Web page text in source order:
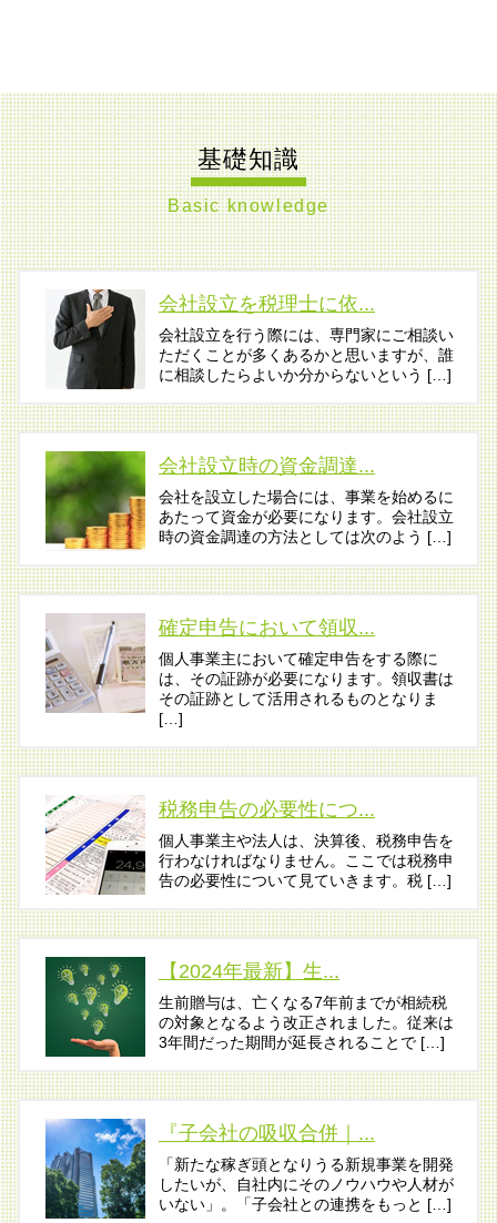
基礎知識
Basic knowledge
会社設立を税理士に依...
会社設立を行う際には、専門家にご相談い
ただくことが多くあるかと思いますが、誰
に相談したらよいか分からないという […]
会社設立時の資金調達...
会社を設立した場合には、事業を始めるに
あたって資金が必要になります。会社設立
時の資金調達の方法としては次のよう […]
確定申告において領収...
個人事業主において確定申告をする際に
は、その証跡が必要になります。領収書は
その証跡として活用されるものとなりま
[…]
税務申告の必要性につ...
個人事業主や法人は、決算後、税務申告を
行わなければなりません。ここでは税務申
告の必要性について見ていきます。税 […]
【2024年最新】生...
生前贈与は、亡くなる7年前までが相続税
の対象となるよう改正されました。従来は
3年間だった期間が延長されることで […]
『子会社の吸収合併｜...
「新たな稼ぎ頭となりうる新規事業を開発
したいが、自社内にそのノウハウや人材が
いない」。「子会社との連携をもっと […]